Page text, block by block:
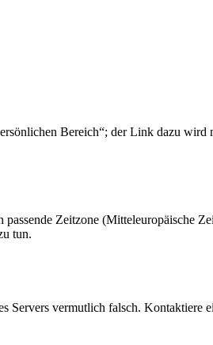
Bereich“; der Link dazu wird
Zeitzone (Mitteleuropäische
tun.
Servers vermutlich falsch. Kontaktiere